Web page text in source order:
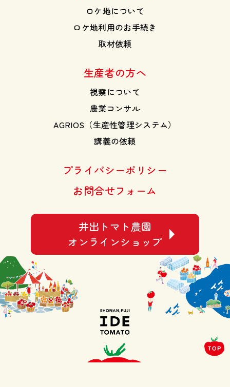
ロケ地について
ロケ地利用のお手続き
取材依頼
生産者の方へ
視察について
農業コンサル
AGRIOS（生産性管理システム）
講義の依頼
プライバシーポリシー
お問合せフォーム
井出トマト農園
オンラインショップ